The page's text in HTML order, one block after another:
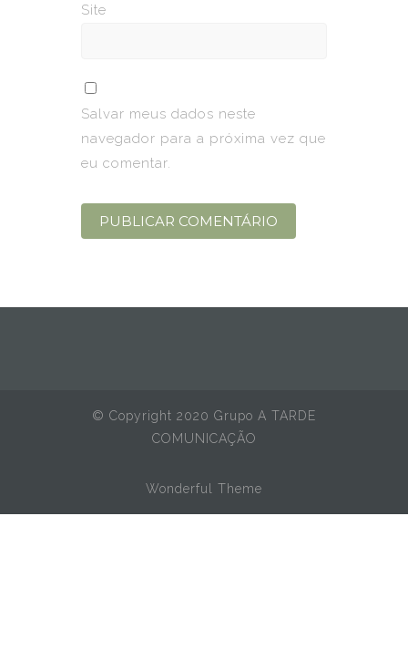
Site
Salvar meus dados neste
navegador para a próxima vez que
eu comentar.
© Copyright 2020 Grupo A TARDE
COMUNICAÇÃO
Wonderful Theme